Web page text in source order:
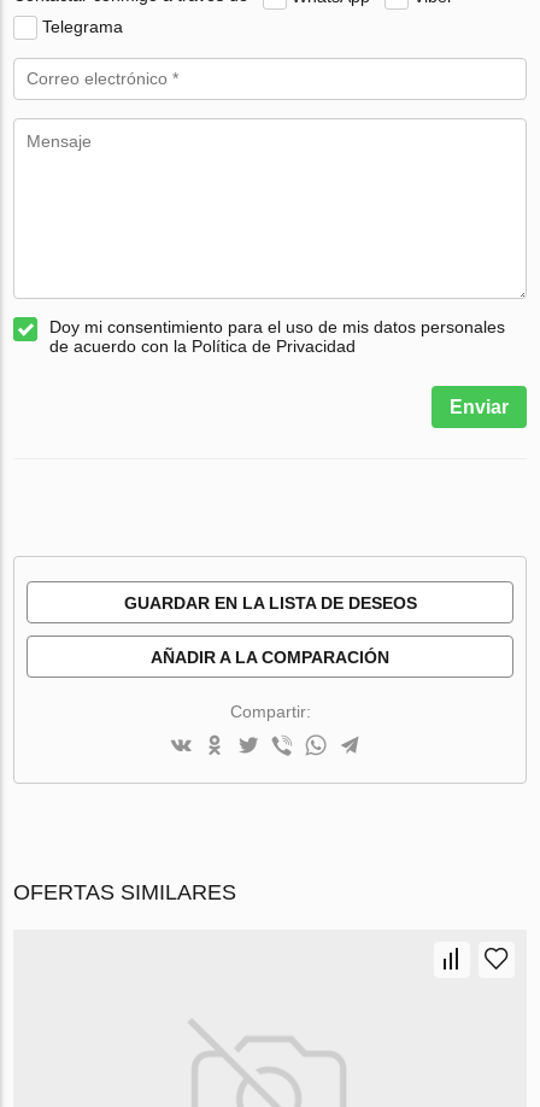
Telegrama
Doy mi consentimiento para el uso de mis datos personales
de acuerdo con la Política de Privacidad
Enviar
GUARDAR EN LA LISTA DE DESEOS
AÑADIR A LA COMPARACIÓN
Compartir:
OFERTAS SIMILARES